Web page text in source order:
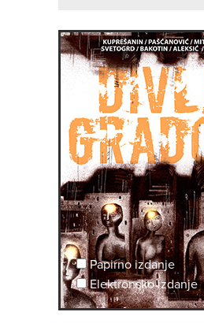
Papirno izdanje
Elektronsko izdanje